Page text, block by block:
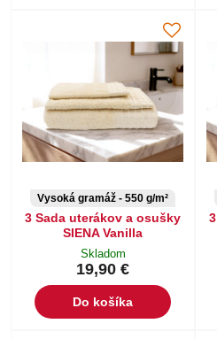
Vysoká gramáž - 550 g/m²
3 Sada uterákov a osušky
SIENA Vanilla
Skladom
19,90 €
Do košíka